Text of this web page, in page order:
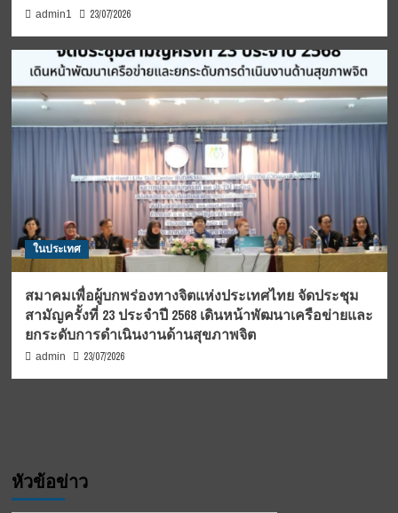
admin1 23/07/2026
ในประเทศ
สมาคมเพื่อผู้บกพร่องทางจิตแห่งประเทศไทย จัดประชุม
สามัญครั้งที่ 23 ประจำปี 2568 เดินหน้าพัฒนาเครือข่ายและ
ยกระดับการดำเนินงานด้านสุขภาพจิต
admin 23/07/2026
หัวข้อข่าว